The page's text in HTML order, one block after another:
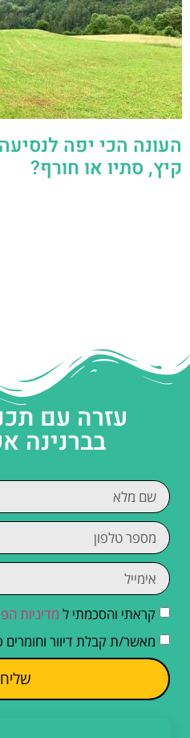
העונה הכי יפה
קיץ, סתיו או חורף?
עזרה עם
בברנינה
קראתי והסכמתי ל מדיניות
מאשר/ת קבלת דיוור וחומרים